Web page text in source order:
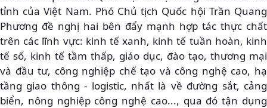
tỉnh của Việt Nam. Phó Chủ tịch Quốc hội Trần Quang
Phương đề nghị hai bên đẩy mạnh hợp tác thực chất
trên các lĩnh vực: kinh tế xanh, kinh tế tuần hoàn, kinh
tế số, kinh tế tầm thấp, giáo dục, đào tạo, thương mại
và đầu tư, công nghiệp chế tạo và công nghệ cao, hạ
tầng giao thông - logistic, nhất là về đường sắt, cảng
biển, nông nghiệp công nghệ cao..., qua đó tận dụng